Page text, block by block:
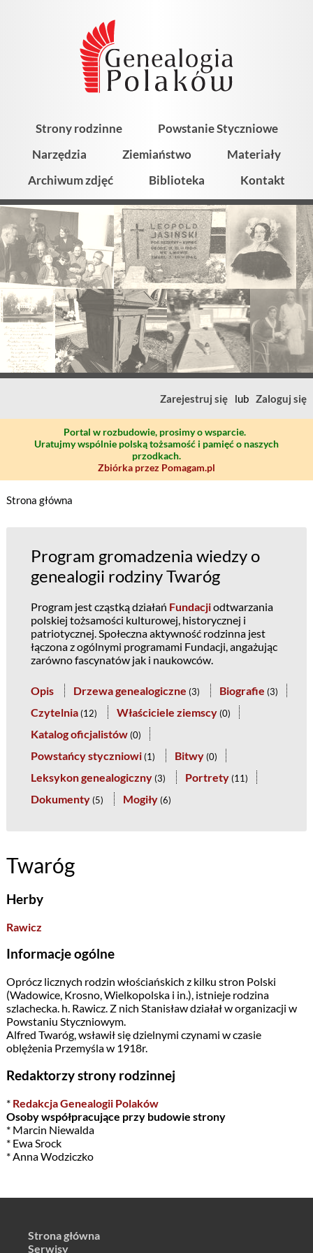
Strony rodzinne
Powstanie Styczniowe
Narzędzia
Ziemiaństwo
Materiały
Archiwum zdjęć
Biblioteka Kontakt
Zarejestruj się lub Zaloguj się
Portal w rozbudowie, prosimy o wsparcie.
Uratujmy wspólnie polską tożsamość i pamięć o naszych
przodkach.
Zbiórka przez Pomagam.pl
Strona główna
Program gromadzenia wiedzy o
genealogii rodziny Twaróg
Program jest cząstką działań Fundacjiodtwarzania
polskiej tożsamości kulturowej, historycznej i
patriotycznej. Społeczna aktywność rodzinna jest
łączona z ogólnymi programami Fundacji, angażując
zarówno fascynatów jak i naukowców.
Opis Drzewa genealogiczne (3) Biografie (3)
Czytelnia (12) Właściciele ziemscy (0)
Katalog oficjalistów (0)
Powstańcy styczniowi (1) Bitwy (0)
Leksykon genealogiczny (3) Portrety (11)
Dokumenty (5) Mogiły (6)
Twaróg
Herby
Rawicz
Informacje ogólne
Oprócz licznych rodzin włościańskich z kilku stron Polski
(Wadowice, Krosno, Wielkopolska i in.), istnieje rodzina
szlachecka. h. Rawicz. Z nich Stanisław działał w organizacji w
Powstaniu Styczniowym.
Alfred Twaróg, wsławił się dzielnymi czynami w czasie
oblężenia Przemyśla w 1918r.
Redaktorzy strony rodzinnej
* Redakcja Genealogii Polaków
Osoby współpracujące przy budowie strony
* Marcin Niewalda
* Ewa Srock
* Anna Wodziczko
Strona główna
Serwisy